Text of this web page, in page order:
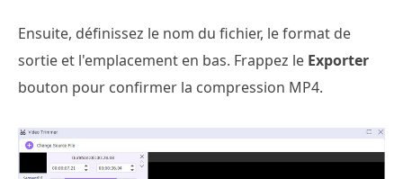
Ensuite, définissez le nom du fichier, le format de
sortie et l'emplacement en bas. Frappez le Exporter
bouton pour confirmer la compression MP4.